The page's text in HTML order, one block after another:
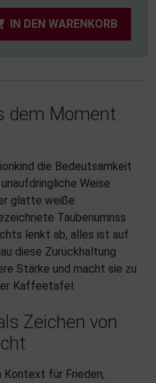
IN DEN WARENKORB
dem Moment
die Bedeutsamkeit
Weise
glatte weiße
Taubenumriss
lenkt ab, alles ist auf
diese Zurückhaltung
Stärke und macht sie zu
Kaffeetafel.
Zeichen von
Kontext für Frieden,